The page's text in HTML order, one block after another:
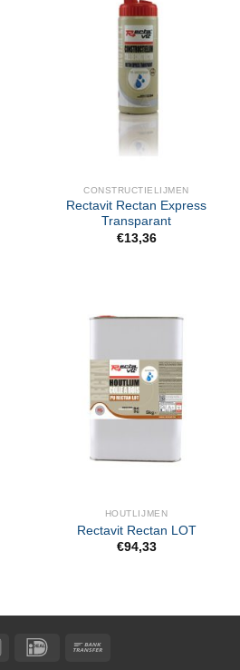
CONSTRUCTIELIJMEN
Rectavit Rectan Express
Transparant
€13,36
HOUTLIJMEN
Rectavit Rectan LOT
€94,33